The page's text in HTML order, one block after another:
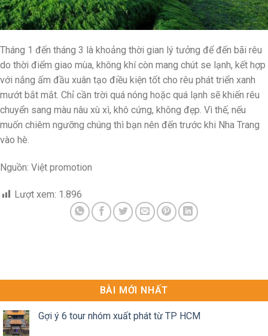
Tháng 1 đến tháng 3 là khoảng thời gian lý tưởng để đến bãi rêu
do thời điểm giao mùa, không khí còn mang chút se lạnh, kết hợp
với nắng ấm đầu xuân tạo điều kiện tốt cho rêu phát triển xanh
mướt bắt mắt. Chỉ cần trời quá nóng hoặc quá lạnh sẽ khiến rêu
chuyển sang màu nâu xù xì, khô cứng, không đẹp. Vì thế, nếu
muốn chiêm ngưỡng chúng thì bạn nên đến trước khi Nha Trang
vào hè.
Nguồn: Việt promotion
Lượt xem: 1.896
BÀI MỚI NHẤT
Gợi ý 6 tour nhóm xuất phát từ TP HCM